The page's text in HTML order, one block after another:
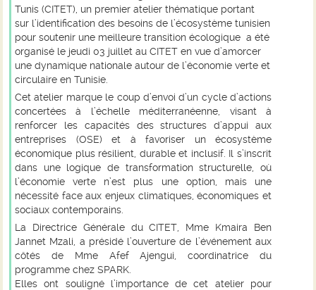
Tunis (CITET), un premier atelier thématique portant
sur l’identification des besoins de l’écosystème tunisien
pour soutenir une meilleure transition écologique a été
organisé le jeudi 03 juillet au CITET en vue d’amorcer
une dynamique nationale autour de l’économie verte et
circulaire en Tunisie.
Cet atelier marque le coup d’envoi d’un cycle d’actions
concertées à l’échelle méditerranéenne, visant à
renforcer les capacités des structures d’appui aux
entreprises (OSE) et à favoriser un écosystème
économique plus résilient, durable et inclusif. Il s’inscrit
dans une logique de transformation structurelle, où
l’économie verte n’est plus une option, mais une
nécessité face aux enjeux climatiques, économiques et
sociaux contemporains.
La Directrice Générale du CITET, Mme Kmaira Ben
Jannet Mzali , a présidé l’ouverture de l’événement aux
côtés de Mme Afef Ajengui , coordinatrice du
programme chez SPARK.
Elles ont souligné l’importance de cet atelier pour